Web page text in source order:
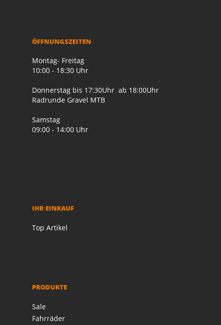
ÖFFNUNGSZEITEN
Montag- Freitag
10:00 - 18:30 Uhr
Donnerstag bis 17:30Uhr ab 18:00Uhr
Radrunde Gravel MTB
Samstag
09:00 - 14:00 Uhr
IHR EINKAUF
Top Artikel
PRODUKTE
Sale
Fahrräder